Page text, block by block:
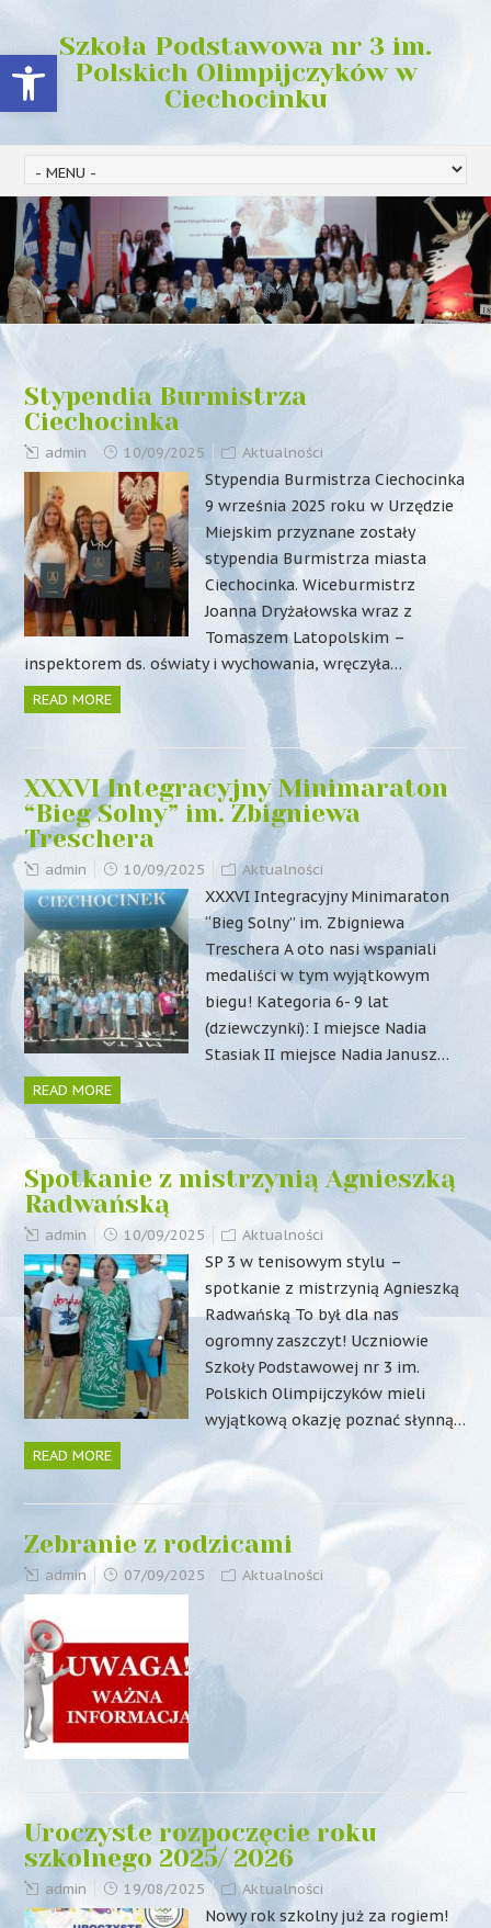
Open toolbar
Szkoła Podstawowa nr 3 im.
Polskich Olimpijczyków w
Ciechocinku
Stypendia Burmistrza
Ciechocinka
admin 10/09/2025 Aktualności
Stypendia Burmistrza Ciechocinka
9 września 2025 roku w Urzędzie
Miejskim przyznane zostały
stypendia Burmistrza miasta
Ciechocinka. Wiceburmistrz
Joanna Dryżałowska wraz z
Tomaszem Latopolskim –
inspektorem ds. oświaty i wychowania, wręczyła…
READ MORE
XXXVI Integracyjny Minimaraton
“Bieg Solny” im. Zbigniewa
Treschera
admin 10/09/2025 Aktualności
XXXVI Integracyjny Minimaraton
“Bieg Solny” im. Zbigniewa
Treschera A oto nasi wspaniali
medaliści w tym wyjątkowym
biegu! Kategoria 6- 9 lat
(dziewczynki): I miejsce Nadia
Stasiak II miejsce Nadia Janusz…
READ MORE
Spotkanie z mistrzynią Agnieszką
Radwańską
admin 10/09/2025 Aktualności
SP 3 w tenisowym stylu –
spotkanie z mistrzynią Agnieszką
Radwańską To był dla nas
ogromny zaszczyt! Uczniowie
Szkoły Podstawowej nr 3 im.
Polskich Olimpijczyków mieli
wyjątkową okazję poznać słynną…
READ MORE
Zebranie z rodzicami
admin 07/09/2025 Aktualności
Uroczyste rozpoczęcie roku
szkolnego 2025/ 2026
admin 19/08/2025 Aktualności
Nowy rok szkolny już za rogiem!